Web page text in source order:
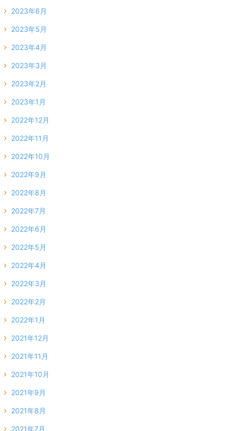
2023年6月
2023年5月
2023年4月
2023年3月
2023年2月
2023年1月
2022年12月
2022年11月
2022年10月
2022年9月
2022年8月
2022年7月
2022年6月
2022年5月
2022年4月
2022年3月
2022年2月
2022年1月
2021年12月
2021年11月
2021年10月
2021年9月
2021年8月
2021年7月